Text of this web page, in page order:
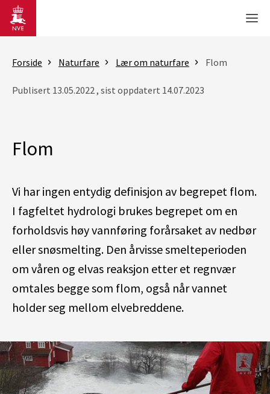
Gå til hovedinnhold
Forside Naturfare Lær om naturfare Flom
Publisert 13.05.2022 , sist oppdatert 14.07.2023
Flom
Vi har ingen entydig definisjon av begrepet flom.
I fagfeltet hydrologi brukes begrepet om en
forholdsvis høy vannføring forårsaket av nedbør
eller snøsmelting. Den årvisse smelteperioden
om våren og elvas reaksjon etter et regnvær
omtales begge som flom, også når vannet
holder seg mellom elvebreddene.